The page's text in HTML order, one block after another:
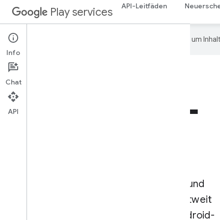
Play services API-Leitfäden
Google verwendet KI-Technologie, um
Google Play-
Mit den neuesten Google-Funktionen und
‑Technologien können Sie Nutzern weltweit
die sichersten und zuverlässigsten Android-
Info
Chat
API